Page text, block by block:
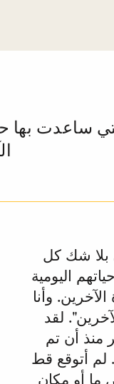
ساعدت
بلا شك كل
اليومية
وأنا
لقد
منذ أن تم
لم أتوقع قط
أو مكان